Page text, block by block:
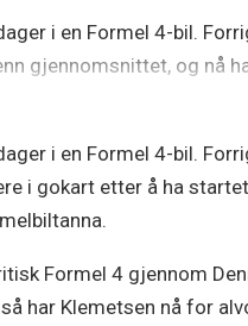
i en Formel 4-bil.
gjennomsnittet, og nå
i en Formel 4-bil.
i gokart etter å ha
Formel 4 gjennom
har Klemetsen nå for